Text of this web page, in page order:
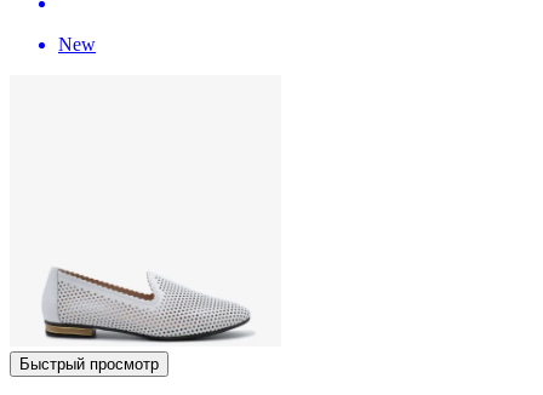
New
Быстрый просмотр